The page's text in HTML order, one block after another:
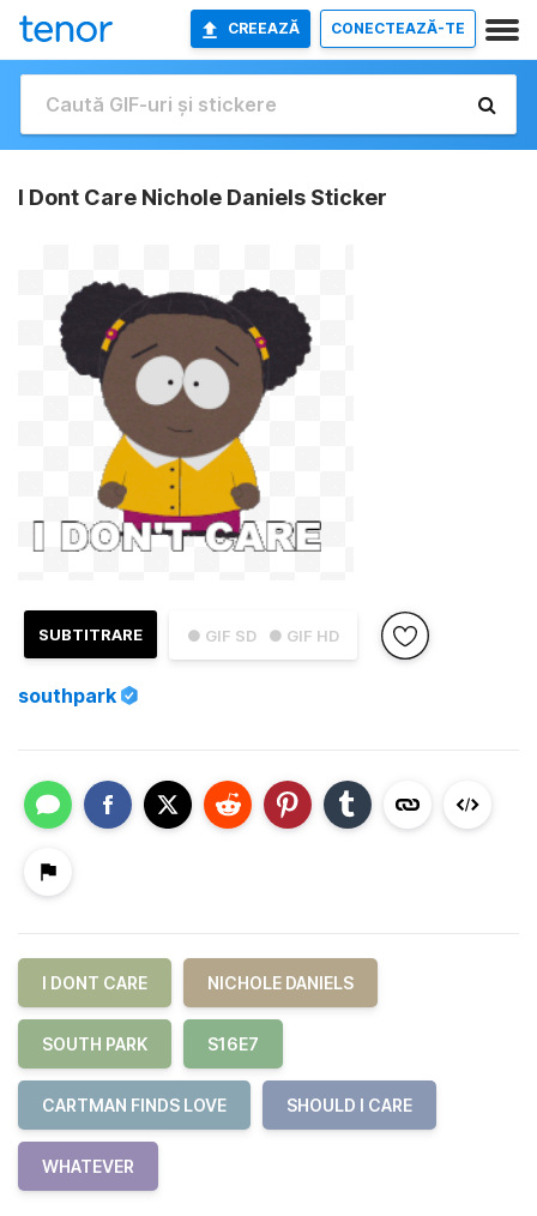
CREEAZĂ CONECTEAZĂ-TE
I Dont Care Nichole Daniels Sticker
● GIF SD ● GIF HD
SUBTITRARE
southpark
I DONT CARE NICHOLE DANIELS
SOUTH PARK S16E7
CARTMAN FINDS LOVE SHOULD I CARE
WHATEVER